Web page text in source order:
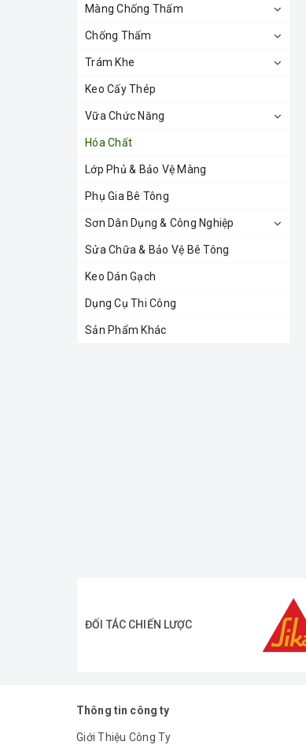
Màng Chống Thấm
Chống Thấm
Trám Khe
Keo Cấy Thép
Vữa Chức Năng
Hóa Chất
Lớp Phủ & Bảo Vệ Màng
Phụ Gia Bê Tông
Sơn Dân Dụng & Công Nghiệp
Sửa Chữa & Bảo Vệ Bê Tông
Keo Dán Gạch
Dụng Cụ Thi Công
Sản Phẩm Khác
ĐỐI TÁC CHIẾN LƯỢC
Thông tin công ty
Giới Thiệu Công Ty